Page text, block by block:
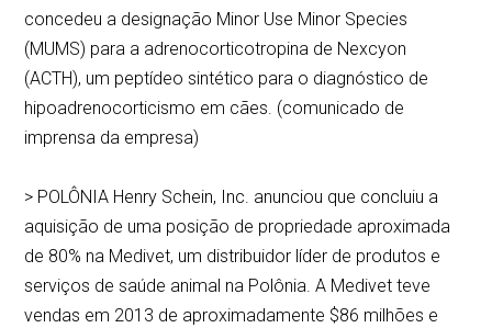
concedeu a designação Minor Use Minor Species
(MUMS) para a adrenocorticotropina de Nexcyon
(ACTH), um peptídeo sintético para o diagnóstico de
hipoadrenocorticismo em cães. (comunicado de
imprensa da empresa)
> POLÔNIA Henry Schein, Inc. anunciou que concluiu a
aquisição de uma posição de propriedade aproximada
de 80% na Medivet, um distribuidor líder de produtos e
serviços de saúde animal na Polônia. A Medivet teve
vendas em 2013 de aproximadamente $86 milhões e